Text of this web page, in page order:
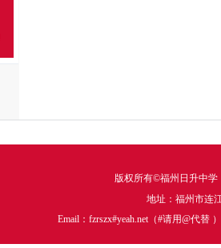
版权所有©福州日升中
地址：福州市连
Email：fzrszx#yeah.net（#请用@代替